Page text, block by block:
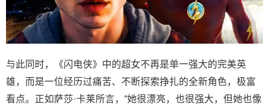
与此同时，《闪电侠》中的超女不再是单一强大的完美英
雄，而是一位经历过痛苦、不断探索挣扎的全新角色，极富
看点。正如萨莎·卡莱所言，“她很漂亮，也很强大，但她也像